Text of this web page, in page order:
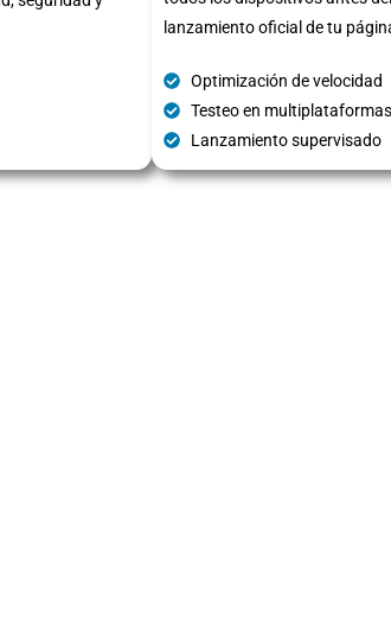
lanzamiento oficial de tu
Optimización de velocidad
Testeo en multiplataformas
Lanzamiento supervisado